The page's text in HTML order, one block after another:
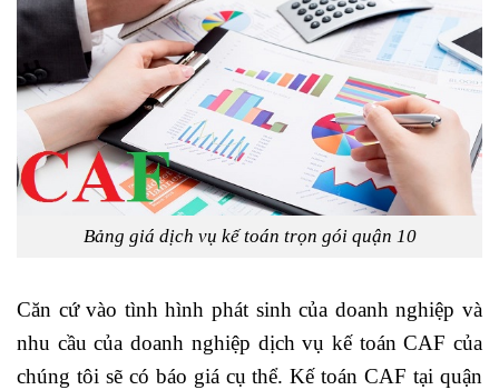
Bảng giá dịch vụ kế toán trọn gói quận 10
Căn cứ vào tình hình phát sinh của doanh nghiệp và
nhu cầu của doanh nghiệp dịch vụ kế toán CAF của
chúng tôi sẽ có báo giá cụ thể. Kế toán CAF tại quận